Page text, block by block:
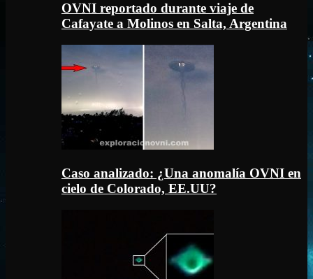
OVNI reportado durante viaje de
Cafayate a Molinos en Salta, Argentina
Caso analizado: ¿Una anomalía OVNI en
cielo de Colorado, EE.UU?